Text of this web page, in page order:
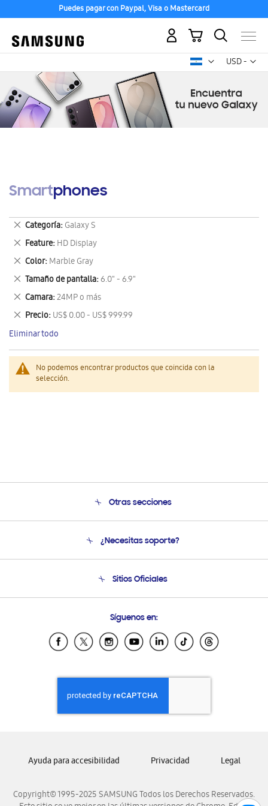
Puedes pagar con Paypal, Visa o Mastercard
USD -
dólar
Mi carrito
Smartphones
No podemos encontrar productos que coincida con la
selección.
Categoría Galaxy S
Eliminar
este
artículo
Feature HD Display
Eliminar
este
artículo
Color Marble Gray
Eliminar
este
artículo
Tamaño de pantalla 6.0" - 6.9"
Eliminar
este
artículo
Camara 24MP o más
Eliminar
este
artículo
Precio US$ 0.00 - US$ 999.99
Eliminar
este
artículo
Eliminar todo
Otras secciones
Soporte
¿Necesitas soporte?
Soporte vía eMail
Sitios Oficiales
Samsung Ecuador
Samsung El Salvador
Samsung Honduras
Samsung Nicaragua
Samsung Panamá
Samsung Venezuela
Síguenos en:
Copyright© 1995-2025 SAMSUNG Todos los Derechos Reservados.
Ayuda para accesibilidad Privacidad Legal